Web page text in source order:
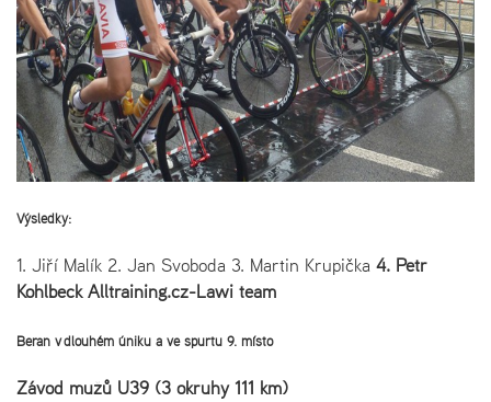
Výsledky:
1. Jiří Malík 2. Jan Svoboda 3. Martin Krupička 4. Petr
Kohlbeck Alltraining.cz-Lawi team
Beran v dlouhém úniku a ve spurtu 9. místo
Závod mužů U39 (3 okruhy 111 km)